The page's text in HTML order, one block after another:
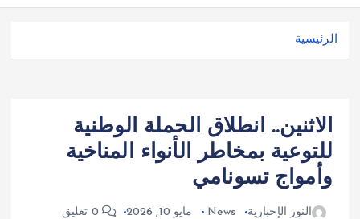
ز
الرئيسية
الاثنين.. انطلاق الحملة الوطنية
للتوعية بمخاطر الأنواء المناخية
وأمواج تسونامي
النور الإخبارية News مايو 10, 2026 0 تعليق